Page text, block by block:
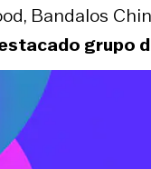
Bandalos
grupo